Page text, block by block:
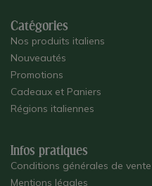
Catégories
Nos produits italiens
Nouveautés
Promotions
Cadeaux et Paniers
Régions italiennes
Infos pratiques
Conditions générales de vente
Mentions légales